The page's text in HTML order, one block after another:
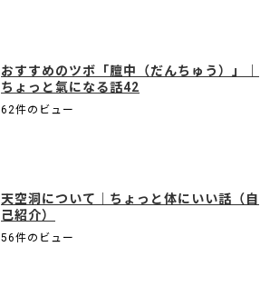
おすすめのツボ「膻中（だんちゅう）」｜
ちょっと氣になる話42
62件のビュー
天空洞について｜ちょっと体にいい話（自
己紹介）
56件のビュー